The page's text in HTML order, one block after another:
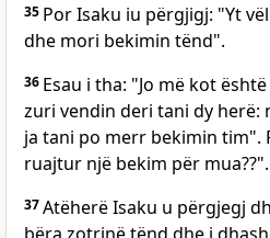
35 Por Isaku iu përgjigj: "Yt
dhe mori bekimin tënd".
36 Esau i tha: "Jo më kot
zuri vendin deri tani dy
ja tani po merr bekimin tim".
ruajtur një bekim për mua??".
37Atëherë Isaku u përgjegj